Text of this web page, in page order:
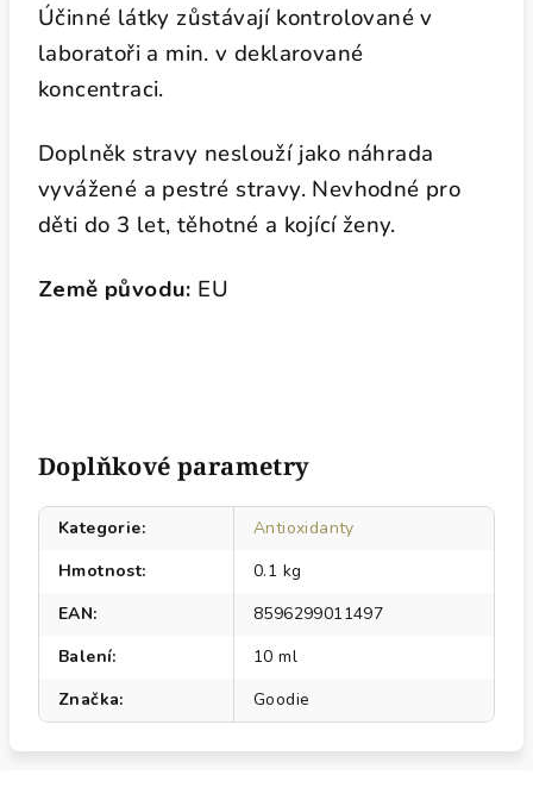
Účinné látky zůstávají kontrolované v
laboratoři a min. v deklarované
koncentraci.
Doplněk stravy neslouží jako náhrada
vyvážené a pestré stravy. Nevhodné pro
děti do 3 let, těhotné a kojící ženy.
Země původu: EU
Doplňkové parametry
Kategorie:
Antioxidanty
Hmotnost:
0.1 kg
EAN:
8596299011497
Balení:
10 ml
Značka: Goodie